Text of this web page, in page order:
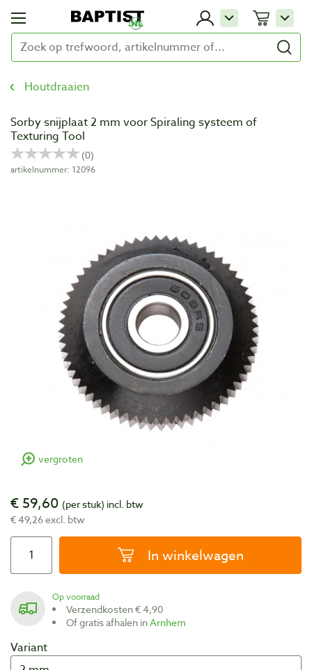
Houtdraaien
Sorby snijplaat 2 mm voor Spiraling systeem of
Texturing Tool
artikelnummer: 12096
vergroten
€ 59,60 (per stuk) incl. btw
€ 49,26 excl. btw
In winkelwagen
Op voorraad
Verzendkosten € 4,90
Of gratis afhalen inArnhem
Variant